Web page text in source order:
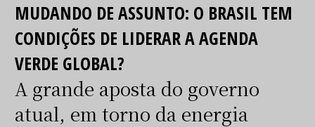
MUDANDO DE ASSUNTO: O BRASIL TEM
CONDIÇÕES DE LIDERAR A AGENDA
VERDE GLOBAL?
A grande aposta do governo
atual, em torno da energia